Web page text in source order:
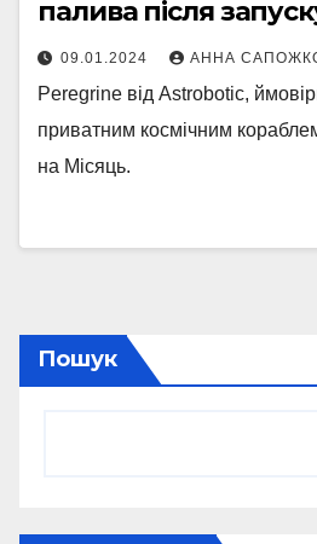
палива після
09.01.2024 АННА
Peregrine від Astrobotic,
приватним космічним
на Місяць.
Пошук